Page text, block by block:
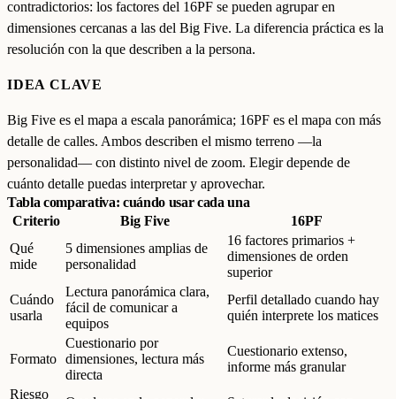
contradictorios: los factores del 16PF se pueden agrupar en
dimensiones cercanas a las del Big Five. La diferencia práctica es la
resolución con la que describen a la persona.
IDEA CLAVE
Big Five es el mapa a escala panorámica; 16PF es el mapa con más
detalle de calles. Ambos describen el mismo terreno —la
personalidad— con distinto nivel de zoom. Elegir depende de
cuánto detalle puedas interpretar y aprovechar.
Tabla comparativa: cuándo usar cada una
Criterio
Big Five
16PF
Qué
mide
5 dimensiones amplias de
personalidad
16 factores primarios +
dimensiones de orden
superior
Cuándo
usarla
Lectura panorámica clara,
fácil de comunicar a
equipos
Perfil detallado cuando hay
quién interprete los matices
Formato
Cuestionario por
dimensiones, lectura más
directa
Cuestionario extenso,
informe más granular
Riesgo